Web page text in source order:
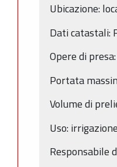
Ubicazione:
Dati catastali:
Opere di
Portata
Volume di
Uso:
Responsabile